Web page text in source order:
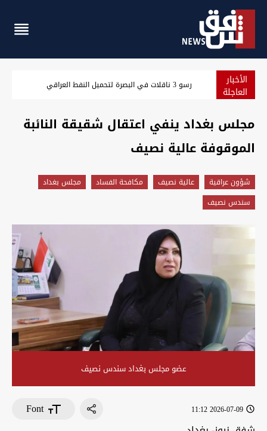
الأخبار
العاجلة مسؤول سعودي: نرصد استعدادات من جماعات عراقية لمهاجمتنا
مجلس بغداد ينفي اعتقال شقيقة النائبة
الموقوفة عالية نصيف
شؤون عراقية عالية نصيف مكافحة الفساد
مجلس بغداد
سندس نصيف
عضو مجلس بغداد سندس نصيف
2026-07-09 11:12
Font